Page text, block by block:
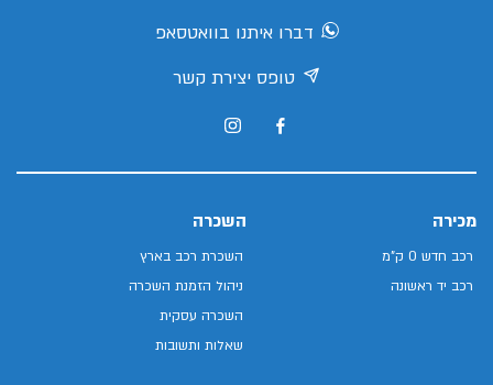
דברו איתנו בוואטסאפ
טופס יצירת קשר
מכירה
רכב חדש 0 ק"מ
רכב יד ראשונה
השכרה
השכרת רכב בארץ
ניהול הזמנת השכרה
השכרה עסקית
שאלות ותשובות